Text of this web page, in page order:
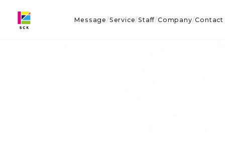
Message/Service/Staff/Company/Contact